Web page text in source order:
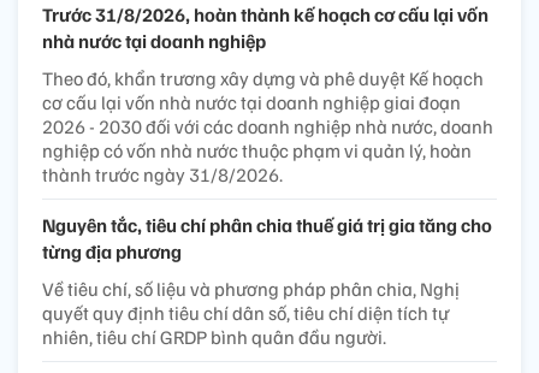
Trước 31/8/2026, hoàn thành kế hoạch cơ cấu lại vốn
nhà nước tại doanh nghiệp
Theo đó, khẩn trương xây dựng và phê duyệt Kế hoạch
cơ cấu lại vốn nhà nước tại doanh nghiệp giai đoạn
2026 - 2030 đối với các doanh nghiệp nhà nước, doanh
nghiệp có vốn nhà nước thuộc phạm vi quản lý, hoàn
thành trước ngày 31/8/2026.
Nguyên tắc, tiêu chí phân chia thuế giá trị gia tăng cho
từng địa phương
Về tiêu chí, số liệu và phương pháp phân chia, Nghị
quyết quy định tiêu chí dân số, tiêu chí diện tích tự
nhiên, tiêu chí GRDP bình quân đầu người.